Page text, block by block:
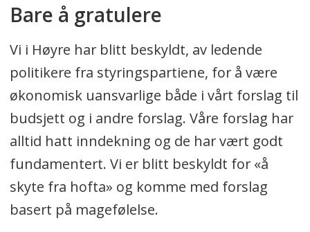
Bare å gratulere
Vi i Høyre har blitt beskyldt, av ledende
politikere fra styringspartiene, for å være
økonomisk uansvarlige både i vårt forslag til
budsjett og i andre forslag. Våre forslag har
alltid hatt inndekning og de har vært godt
fundamentert. Vi er blitt beskyldt for «å
skyte fra hofta» og komme med forslag
basert på magefølelse.